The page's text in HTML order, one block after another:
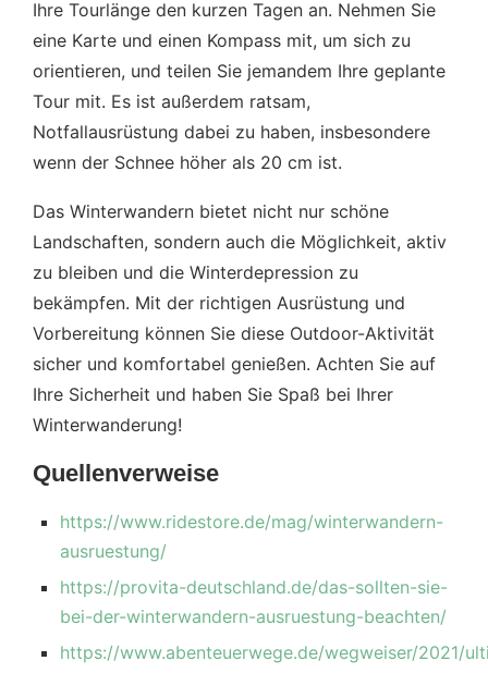
Ihre Tourlänge den kurzen Tagen an. Nehmen Sie
eine Karte und einen Kompass mit, um sich zu
orientieren, und teilen Sie jemandem Ihre geplante
Tour mit. Es ist außerdem ratsam,
Notfallausrüstung dabei zu haben, insbesondere
wenn der Schnee höher als 20 cm ist.
Das Winterwandern bietet nicht nur schöne
Landschaften, sondern auch die Möglichkeit, aktiv
zu bleiben und die Winterdepression zu
bekämpfen. Mit der richtigen Ausrüstung und
Vorbereitung können Sie diese Outdoor-Aktivität
sicher und komfortabel genießen. Achten Sie auf
Ihre Sicherheit und haben Sie Spaß bei Ihrer
Winterwanderung!
Quellenverweise
https://www.ridestore.de/mag/winterwandern-
ausruestung/
https://provita-deutschland.de/das-sollten-sie-
bei-der-winterwandern-ausruestung-beachten/
https://www.abenteuerwege.de/wegweiser/2021/